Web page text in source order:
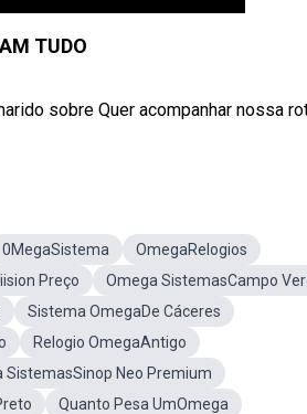
TUDO
sobre Quer acompanhar nossa
0MegaSistema
OmegaRelogios
Preço
Omega SistemasCampo
Sistema OmegaDe Cáceres
Relogio OmegaAntigo
SistemasSinop Neo Premium
Quanto Pesa UmOmega